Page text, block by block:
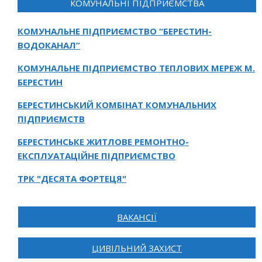
КОМУНАЛЬНІ ПІДПРИЄМСТВА
КОМУНАЛЬНЕ ПІДПРИЄМСТВО “БЕРЕСТИН-
ВОДОКАНАЛ”
КОМУНАЛЬНЕ ПІДПРИЄМСТВО ТЕПЛОВИХ МЕРЕЖ М.
БЕРЕСТИН
БЕРЕСТИНСЬКИЙ КОМБІНАТ КОМУНАЛЬНИХ
ПІДПРИЄМСТВ
БЕРЕСТИНСЬКЕ ЖИТЛОВЕ РЕМОНТНО-
ЕКСПЛУАТАЦІЙНЕ ПІДПРИЄМСТВО
ТРК "ДЕСЯТА ФОРТЕЦЯ"
ВАКАНСІЇ
ЦИВІЛЬНИЙ ЗАХИСТ